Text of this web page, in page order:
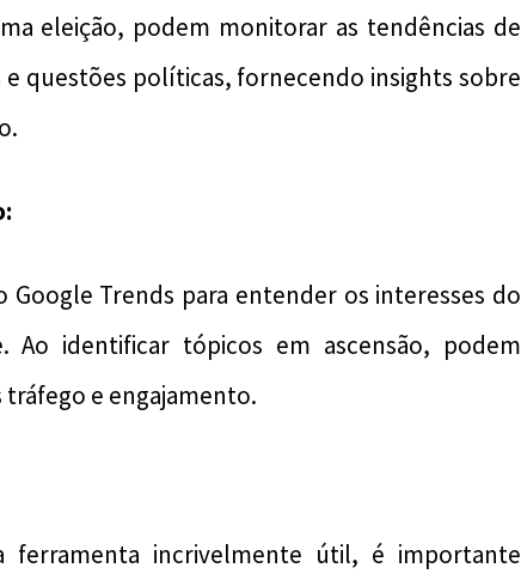
eleição, podem monitorar as tendências de
e questões políticas, fornecendo insights sobre
Trends para entender os interesses do
identificar tópicos em ascensão, podem
e engajamento.
ferramenta incrivelmente útil, é importante